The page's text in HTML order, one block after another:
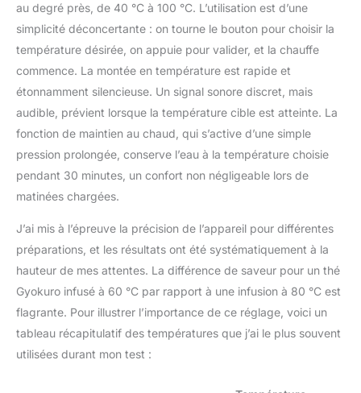
au degré près, de 40 °C à 100 °C. L’utilisation est d’une
simplicité déconcertante : on tourne le bouton pour choisir la
température désirée, on appuie pour valider, et la chauffe
commence. La montée en température est rapide et
étonnamment silencieuse. Un signal sonore discret, mais
audible, prévient lorsque la température cible est atteinte. La
fonction de maintien au chaud, qui s’active d’une simple
pression prolongée, conserve l’eau à la température choisie
pendant 30 minutes, un confort non négligeable lors de
matinées chargées.
J’ai mis à l’épreuve la précision de l’appareil pour différentes
préparations, et les résultats ont été systématiquement à la
hauteur de mes attentes. La différence de saveur pour un thé
Gyokuro infusé à 60 °C par rapport à une infusion à 80 °C est
flagrante. Pour illustrer l’importance de ce réglage, voici un
tableau récapitulatif des températures que j’ai le plus souvent
utilisées durant mon test :